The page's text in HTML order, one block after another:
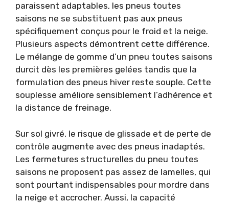
paraissent adaptables, les pneus toutes
saisons ne se substituent pas aux pneus
spécifiquement conçus pour le froid et la neige.
Plusieurs aspects démontrent cette différence.
Le mélange de gomme d’un pneu toutes saisons
durcit dès les premières gelées tandis que la
formulation des pneus hiver reste souple. Cette
souplesse améliore sensiblement l’adhérence et
la distance de freinage.
Sur sol givré, le risque de glissade et de perte de
contrôle augmente avec des pneus inadaptés.
Les fermetures structurelles du pneu toutes
saisons ne proposent pas assez de lamelles, qui
sont pourtant indispensables pour mordre dans
la neige et accrocher. Aussi, la capacité